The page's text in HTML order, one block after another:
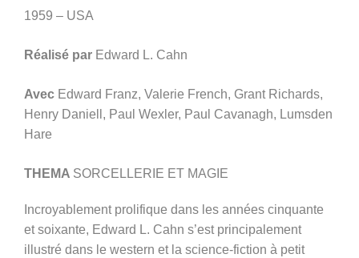
1959 – USA
Réalisé par Edward L. Cahn
Avec Edward Franz, Valerie French, Grant Richards,
Henry Daniell, Paul Wexler, Paul Cavanagh, Lumsden
Hare
THEMA SORCELLERIE ET MAGIE
Incroyablement prolifique dans les années cinquante
et soixante, Edward L. Cahn s’est principalement
illustré dans le western et la science-fiction à petit